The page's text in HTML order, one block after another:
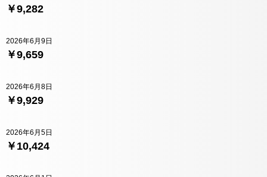
￥9,282
￥9,659
2026年6月9日
￥9,929
2026年6月8日
￥10,424
2026年6月5日